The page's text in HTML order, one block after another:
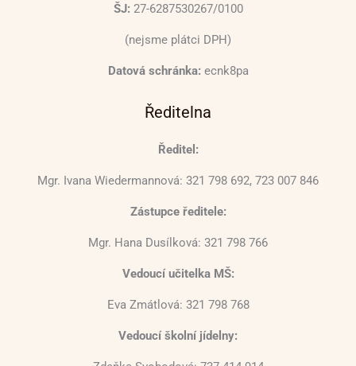
ŠJ: 27-6287530267/0100
(nejsme plátci DPH)
Datová schránka: ecnk8pa
Ředitelna
Ředitel:
Mgr. Ivana Wiedermannová: 321 798 692, 723 007 846
Zástupce ředitele:
Mgr. Hana Dusílková: 321 798 766
Vedoucí učitelka MŠ:
Eva Zmátlová: 321 798 768
Vedoucí školní jídelny: